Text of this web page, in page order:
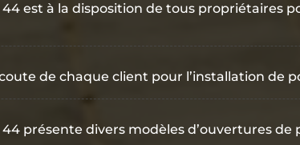
44 est à la disposition de tous propriétaires
de chaque client pour l’installation de
44 présente divers modèles d’ouvertures de